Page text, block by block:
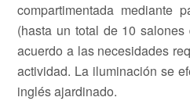
compartimentada mediante
(hasta un total de 10
acuerdo a las necesidades
actividad. La iluminación se
inglés ajardinado.